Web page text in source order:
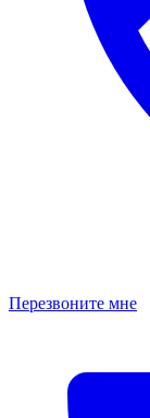
Перезвоните мне